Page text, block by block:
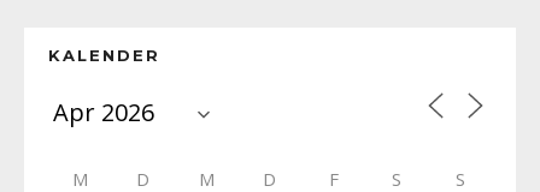
KALENDER
M D M D F S S